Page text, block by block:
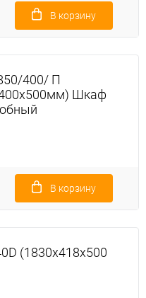
В корзину
400/ П
Шкаф
В корзину
(1830x418x500